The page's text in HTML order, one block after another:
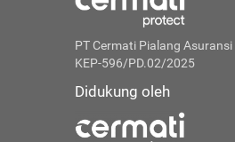
PT Cermati Pialang Asuransi
KEP-596/PD.02/2025
Didukung oleh